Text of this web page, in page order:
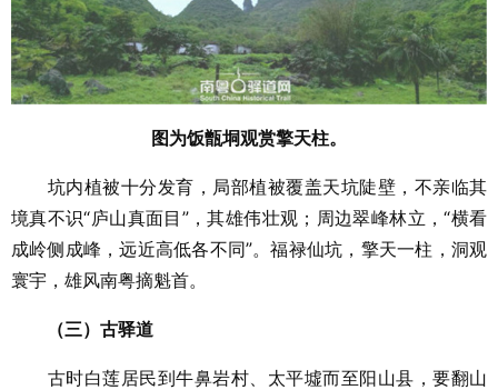
图为饭甑垌观赏擎天柱。
坑内植被十分发育，局部植被覆盖天坑陡壁，不亲临其
境真不识“庐山真面目”，其雄伟壮观；周边翠峰林立，“横看
成岭侧成峰，远近高低各不同”。福禄仙坑，擎天一柱，洞观
寰宇，雄风南粤摘魁首。
（三）古驿道
古时白莲居民到牛鼻岩村、太平墟而至阳山县，要翻山